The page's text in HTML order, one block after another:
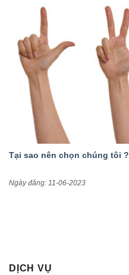
Tại sao nên chọn chúng tôi ?
Ngày đăng: 11-06-2023
DỊCH VỤ